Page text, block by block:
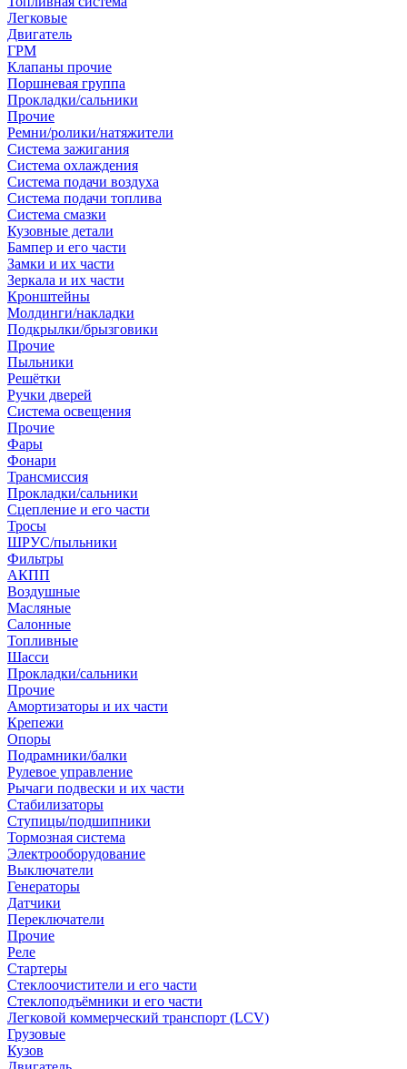
Легковые
Двигатель
ГРМ
Клапаны прочие
Поршневая группа
Прокладки/сальники
Прочие
Ремни/ролики/натяжители
Система зажигания
Система охлаждения
Система подачи воздуха
Система подачи топлива
Система смазки
Кузовные детали
Бампер и его части
Замки и их части
Зеркала и их части
Кронштейны
Молдинги/накладки
Подкрылки/брызговики
Прочие
Пыльники
Решётки
Ручки дверей
Система освещения
Прочие
Фары
Фонари
Трансмиссия
Прокладки/сальники
Сцепление и его части
Тросы
ШРУС/пыльники
Фильтры
АКПП
Воздушные
Масляные
Салонные
Топливные
Шасси
Прокладки/сальники
Прочие
Амортизаторы и их части
Крепежи
Опоры
Подрамники/балки
Рулевое управление
Рычаги подвески и их части
Стабилизаторы
Ступицы/подшипники
Тормозная система
Электрооборудование
Выключатели
Генераторы
Датчики
Переключатели
Прочие
Реле
Стартеры
Стеклоочистители и его части
Стеклоподъёмники и его части
Легковой коммерческий транспорт (LCV)
Грузовые
Кузов